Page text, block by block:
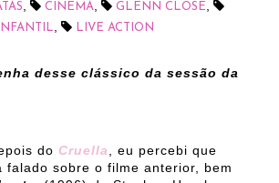
CINEMA GLENN CLOSE
INFANTIL LIVE ACTION
desse clássico da sessão da
do Cruella
, eu percebi que
falado sobre o filme anterior, bem